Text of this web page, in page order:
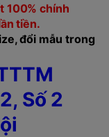
100% chính
tiền.
đổi mẫu trong
Số 2